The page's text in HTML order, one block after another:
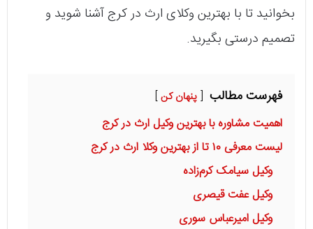
بخوانید تا با بهترین وکلای ارث در کرج آشنا شوید و
تصمیم درستی بگیرید.
فهرست مطالب پنهان کن
اهمیت مشاوره با بهترین وکیل ارث در کرج
لیست معرفی ۱۰ تا از بهترین وکلا ارث در کرج
وکیل سیامک کرم‌زاده
وکیل عفت قیصری
وکیل امیرعباس سوری